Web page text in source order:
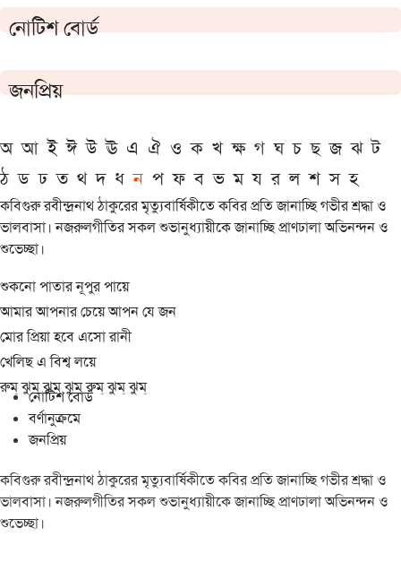
নোটিশ বোর্ড
জনপ্রিয়
অ আ ই ঈ উ ঊ এ ঐ ও ক খ ক্ষ গ ঘ চ ছ জ ঝ ট
ঠ ড ঢ ত থ দ ধ ন প ফ ব ভ ম য র ল শ স হ
কবিগুরু রবীন্দ্রনাথ ঠাকুরের মৃত্যুবার্ষিকীতে কবির প্রতি জানাচ্ছি গভীর শ্রদ্ধা ও
ভালবাসা। নজরুলগীতির সকল শুভানুধ্যায়ীকে জানাচ্ছি প্রাণঢালা অভিনন্দন ও
শুভেচ্ছা।
শুকনো পাতার নূপুর পায়ে
আমার আপনার চেয়ে আপন যে জন
মোর প্রিয়া হবে এসো রানী
খেলিছ এ বিশ্ব লয়ে
রুম্ ঝুম্ ঝুম্ ঝুম্ রুম্ ঝুম্ ঝুম্
নোটিশ বোর্ড
বর্ণানুক্রমে
জনপ্রিয়
কবিগুরু রবীন্দ্রনাথ ঠাকুরের মৃত্যুবার্ষিকীতে কবির প্রতি জানাচ্ছি গভীর শ্রদ্ধা ও
ভালবাসা। নজরুলগীতির সকল শুভানুধ্যায়ীকে জানাচ্ছি প্রাণঢালা অভিনন্দন ও
শুভেচ্ছা।